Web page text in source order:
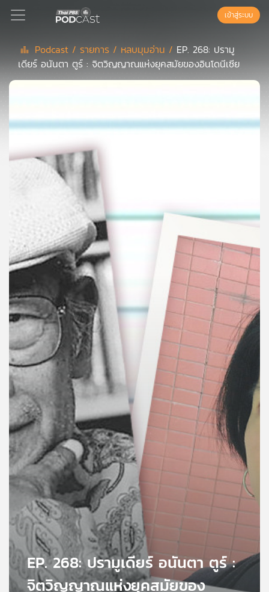
Podcast
ย์
สต์
แนะนำ
สต์
ของ
คุณ
เพลง
บทความ
ข่าว
และ
กิจกรรม
เกี่ยว
เรา
เครือ
ข่าย
วิทยุ
เข้าสู่ระบบ
Podcast / รายการ / หลบมุมอ่าน / EP. 268: ปรามู
เดียร์ อนันตา ตูร์ : จิตวิญญาณแห่งยุคสมัยของอินโดนีเซีย
EP. 268: ปรามูเดียร์ อนันตา ตูร์ :
จิตวิญญาณแห่งยุคสมัยของ